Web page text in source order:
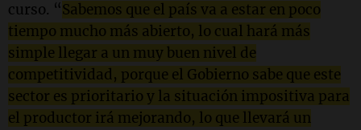
curso. “Sabemos que el país va a estar en poco
tiempo mucho más abierto, lo cual hará más
simple llegar a un muy buen nivel de
competitividad, porque el Gobierno sabe que este
sector es prioritario y la situación impositiva para
el productor irá mejorando, lo que llevará un